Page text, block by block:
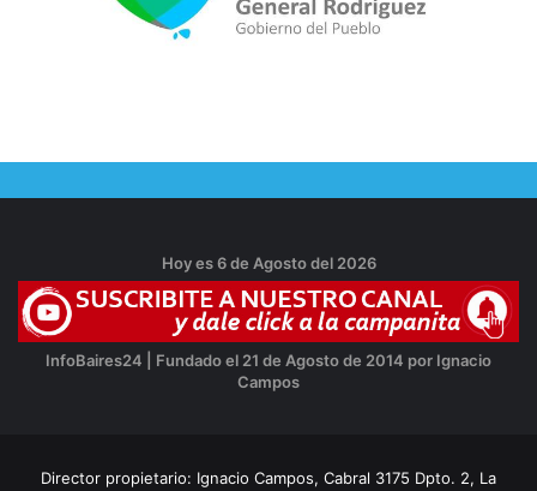
Hoy es 6 de Agosto del 2026
InfoBaires24 | Fundado el 21 de Agosto de 2014 por Ignacio
Campos
Director propietario: Ignacio Campos, Cabral 3175 Dpto. 2, La